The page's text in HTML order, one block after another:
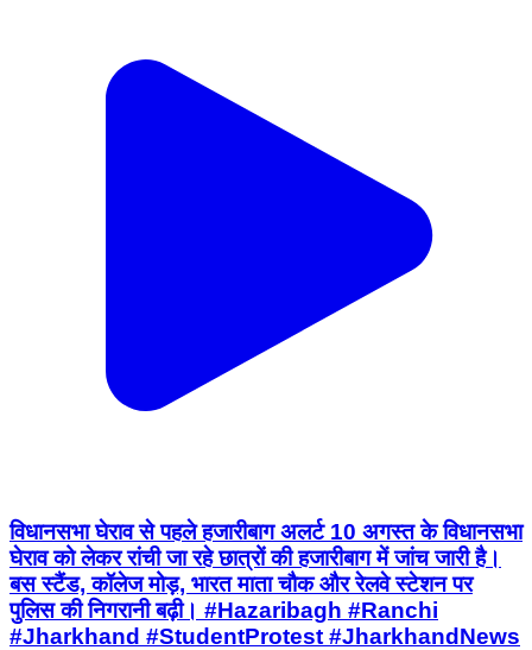
विधानसभा घेराव से पहले हजारीबाग अलर्ट 10 अगस्त के विधानसभा
घेराव को लेकर रांची जा रहे छात्रों की हजारीबाग में जांच जारी है।
बस स्टैंड, कॉलेज मोड़, भारत माता चौक और रेलवे स्टेशन पर
पुलिस की निगरानी बढ़ी। #Hazaribagh #Ranchi
#Jharkhand #StudentProtest #JharkhandNews